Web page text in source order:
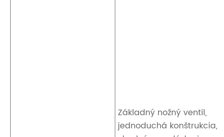
Základný nožný ventil,
jednoduchá konštrukcia,